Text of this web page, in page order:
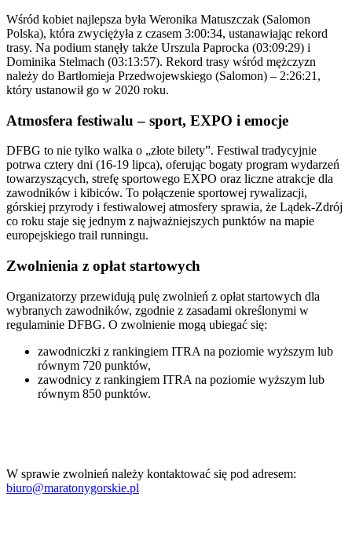
Wśród kobiet najlepsza była Weronika Matuszczak (Salomon
Polska), która zwyciężyła z czasem 3:00:34, ustanawiając rekord
trasy. Na podium stanęły także Urszula Paprocka (03:09:29) i
Dominika Stelmach (03:13:57). Rekord trasy wśród mężczyzn
należy do Bartłomieja Przedwojewskiego (Salomon) – 2:26:21,
który ustanowił go w 2020 roku.
Atmosfera festiwalu – sport, EXPO i emocje
DFBG to nie tylko walka o „złote bilety”. Festiwal tradycyjnie
potrwa cztery dni (16-19 lipca), oferując bogaty program wydarzeń
towarzyszących, strefę sportowego EXPO oraz liczne atrakcje dla
zawodników i kibiców. To połączenie sportowej rywalizacji,
górskiej przyrody i festiwalowej atmosfery sprawia, że Lądek-Zdrój
co roku staje się jednym z najważniejszych punktów na mapie
europejskiego trail runningu.
Zwolnienia z opłat startowych
Organizatorzy przewidują pulę zwolnień z opłat startowych dla
wybranych zawodników, zgodnie z zasadami określonymi w
regulaminie DFBG. O zwolnienie mogą ubiegać się:
zawodniczki z rankingiem ITRA na poziomie wyższym lub
równym 720 punktów,
zawodnicy z rankingiem ITRA na poziomie wyższym lub
równym 850 punktów.
W sprawie zwolnień należy kontaktować się pod adresem:
biuro@maratonygorskie.pl